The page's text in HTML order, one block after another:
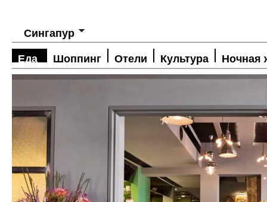
Сингапур
Еда Шоппинг Отели Культура Ночная